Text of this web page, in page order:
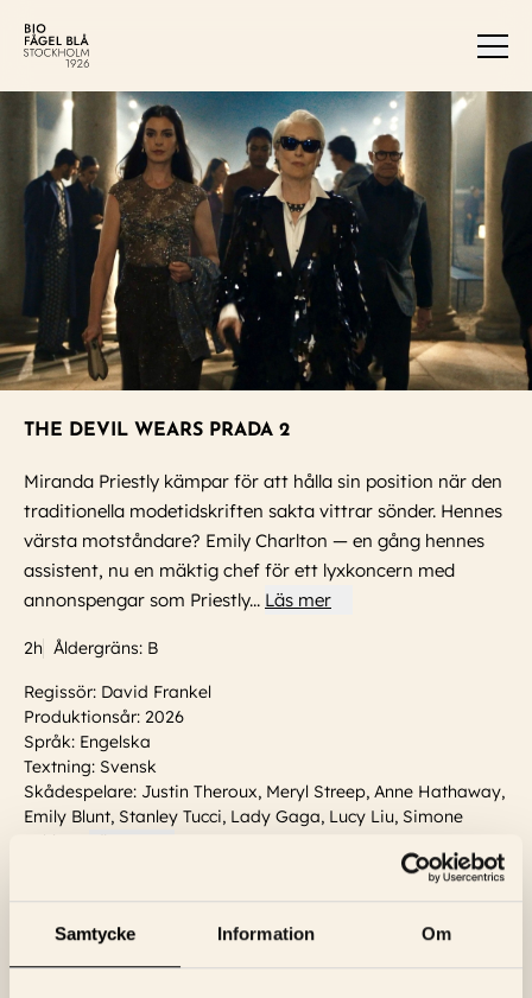
Samtycke Information Om
THE DEVIL WEARS PRADA 2
Miranda Priestly kämpar för att hålla sin position när den
traditionella modetidskriften sakta vittrar sönder. Hennes
värsta motståndare? Emily Charlton — en gång hennes
assistent, nu en mäktig chef för ett lyxkoncern med
annonspengar som Priestly... Läs mer
2h Åldergräns: B
Regissör: David Frankel
Produktionsår: 2026
Språk: Engelska
Textning: Svensk
Skådespelare: Justin Theroux, Meryl Streep, Anne Hathaway,
Emily Blunt, Stanley Tucci, Lady Gaga, Lucy Liu, Simone